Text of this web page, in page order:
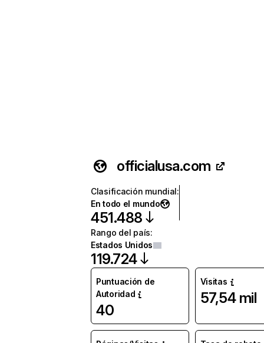
officialusa.com
Clasificación mundial:
En todo el mundo
451.488
Rango del país:
Estados Unidos
119.724
Puntuación de
Autoridad
40
Visitas
57,54 mil